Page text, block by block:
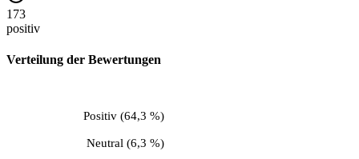
173
positiv
Verteilung der Bewertungen
Neutral(6,3 %)
Positiv(64,3 %)